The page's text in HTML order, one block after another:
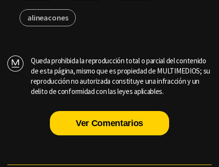
alineacones
Queda prohibida la reproducción total o parcial del contenido
de esta página, mismo que es propiedad de MULTIMEDIOS; su
reproducción no autorizada constituye una infracción y un
delito de conformidad con las leyes aplicables.
Ver Comentarios